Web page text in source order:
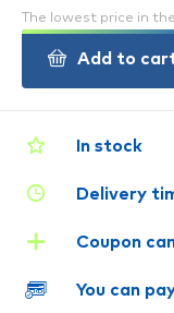
In stock
Delivery
Coupon
You can
The lowest price in
Add to